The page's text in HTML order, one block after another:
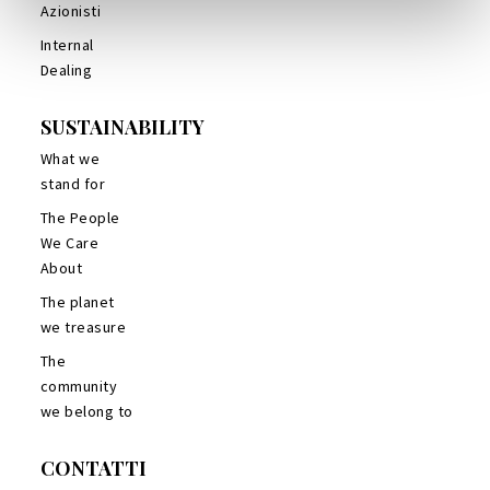
Azionisti
Internal
Dealing
SUSTAINABILITY
What we
stand for
The People
We Care
About
The planet
we treasure
The
community
we belong to
CONTATTI